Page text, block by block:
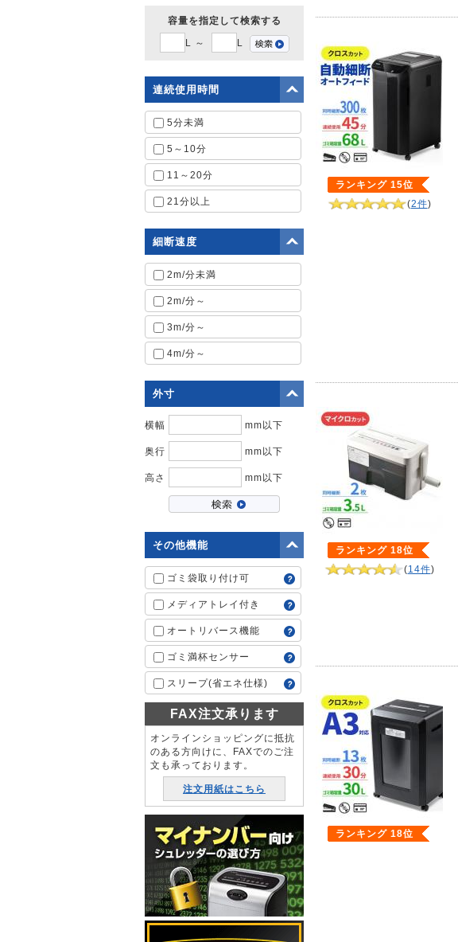
容量を指定して検索する
L ～ L
連続使用時間
5分未満
5～10分
11～20分
21分以上
細断速度
2m/分未満
2m/分～
3m/分～
4m/分～
外寸
横幅 mm以下
奥行 mm以下
高さ mm以下
その他機能
ゴミ袋取り付け可
メディアトレイ付き
オートリバース機能
ゴミ満杯センサー
スリープ(省エネ仕様)
FAX注文承ります
オンラインショッピングに抵抗
のある方向けに、FAXでのご注
文も承っております。
注文用紙はこちら
ランキング 15位
(2件)
ランキング 18位
(14件)
ランキング 18位